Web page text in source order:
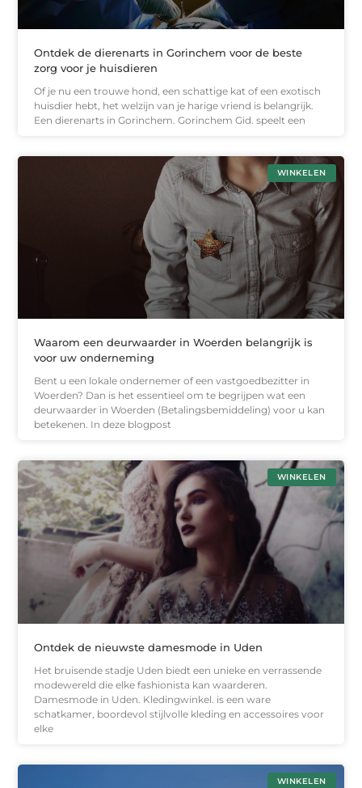
Ontdek de dierenarts in Gorinchem voor de beste
zorg voor je huisdieren
Of je nu een trouwe hond, een schattige kat of een exotisch
huisdier hebt, het welzijn van je harige vriend is belangrijk.
Een dierenarts in Gorinchem. Gorinchem Gid. speelt een
WINKELEN
Waarom een deurwaarder in Woerden belangrijk is
voor uw onderneming
Bent u een lokale ondernemer of een vastgoedbezitter in
Woerden? Dan is het essentieel om te begrijpen wat een
deurwaarder in Woerden (Betalingsbemiddeling) voor u kan
betekenen. In deze blogpost
WINKELEN
Ontdek de nieuwste damesmode in Uden
Het bruisende stadje Uden biedt een unieke en verrassende
modewereld die elke fashionista kan waarderen.
Damesmode in Uden. Kledingwinkel. is een ware
schatkamer, boordevol stijlvolle kleding en accessoires voor
elke
WINKELEN